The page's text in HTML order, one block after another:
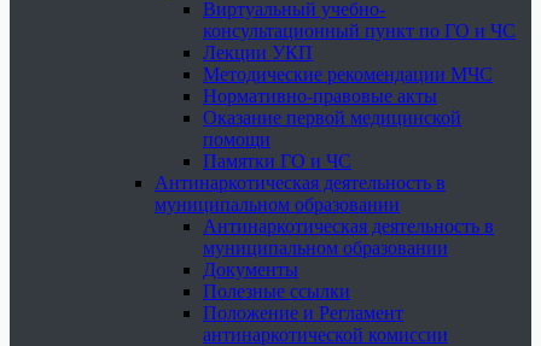
Виртуальный учебно-
консультационный пункт по ГО и ЧС
Лекции УКП
Методические рекомендации МЧС
Нормативно-правовые акты
Оказание первой медицинской
помощи
Памятки ГО и ЧС
Антинаркотическая деятельность в
муниципальном образовании
Антинаркотическая деятельность в
муниципальном образовании
Документы
Полезные ссылки
Положение и Регламент
антинаркотической комиссии